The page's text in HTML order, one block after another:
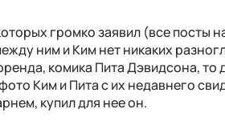
громко заявил (все посты
ним и Ким нет никаких
комика Пита Дэвидсона,
Ким и Пита с их недавнего
купил для нее он.